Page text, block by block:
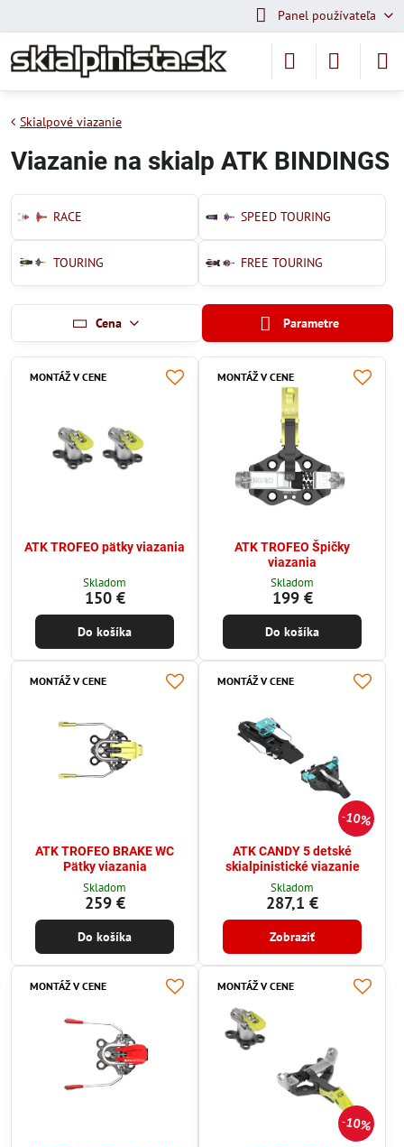
Panel používateľa
Skialpové viazanie
Viazanie na skialp ATK BINDINGS
RACE SPEED TOURING
TOURING FREE TOURING
Cena Parametre
MONTÁŽ V CENE
ATK TROFEO pätky viazania
Skladom
150 €
Do košíka
MONTÁŽ V CENE
ATK TROFEO Špičky
viazania
Skladom
199 €
Do košíka
MONTÁŽ V CENE
ATK TROFEO BRAKE WC
Pätky viazania
Skladom
259 €
Do košíka
10%
MONTÁŽ V CENE
ATK CANDY 5 detské
skialpinistické viazanie
Skladom
287,1 €
Zobraziť
MONTÁŽ V CENE
10%
MONTÁŽ V CENE